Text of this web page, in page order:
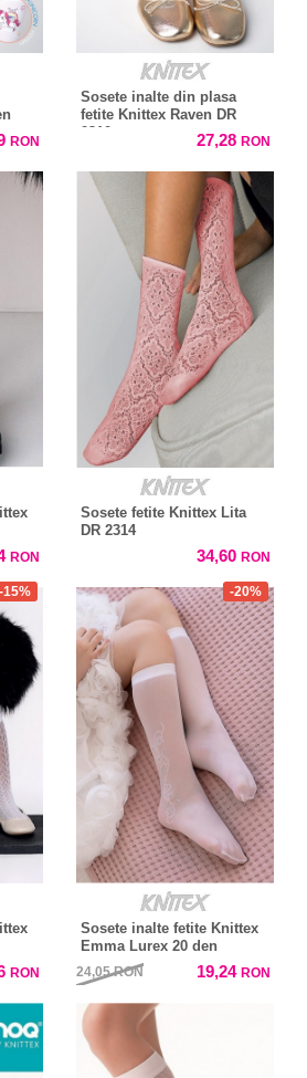
RON
Sosete inalte din plasa
fetite Knittex Raven DR
2310
27,28 RON
RON
Sosete fetite Knittex Lita
DR 2314
34,60 RON
-15%
RON
-20%
Sosete inalte fetite Knittex
Emma Lurex 20 den
24,05RON 19,24 RON